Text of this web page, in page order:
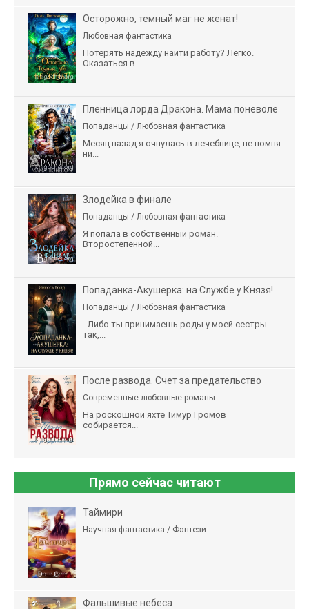
Осторожно, темный маг не женат!
Любовная фантастика
Потерять надежду найти работу? Легко.
Оказаться в...
Пленница лорда Дракона. Мама поневоле
Попаданцы / Любовная фантастика
Месяц назад я очнулась в лечебнице, не помня
ни...
Злодейка в финале
Попаданцы / Любовная фантастика
Я попала в собственный роман.
Второстепенной...
Попаданка-Акушерка: на Службе у Князя!
Попаданцы / Любовная фантастика
- Либо ты принимаешь роды у моей сестры
так,...
После развода. Счет за предательство
Современные любовные романы
На роскошной яхте Тимур Громов
собирается...
Прямо сейчас читают
Таймири
Научная фантастика / Фэнтези
Фальшивые небеса